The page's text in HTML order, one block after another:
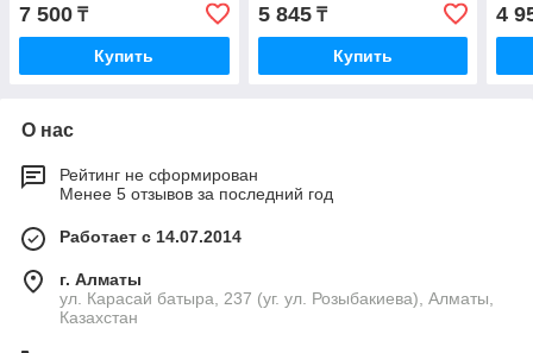
7 500 ₸
Купить
5 845₸
Купить
4
О нас
Рейтинг не сформирован
Менее 5 отзывов за последний год
Работает с 14.07.2014
г. Алматы
ул. Карасай батыра, 237 (уг. ул. Розыбакиева), Алматы,
Казахстан